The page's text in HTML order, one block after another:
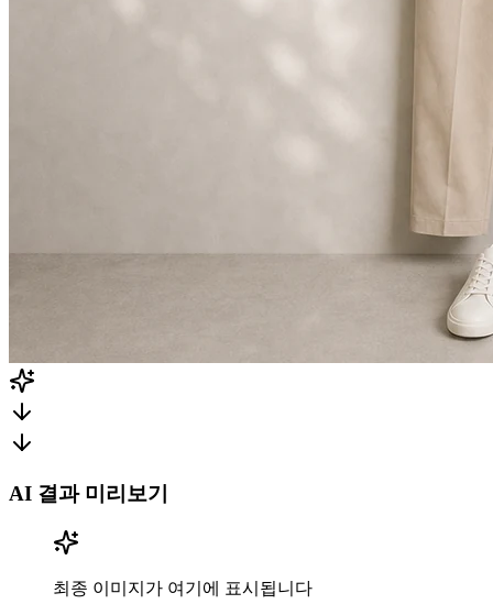
AI 결과 미리보기
최종 이미지가 여기에 표시됩니다